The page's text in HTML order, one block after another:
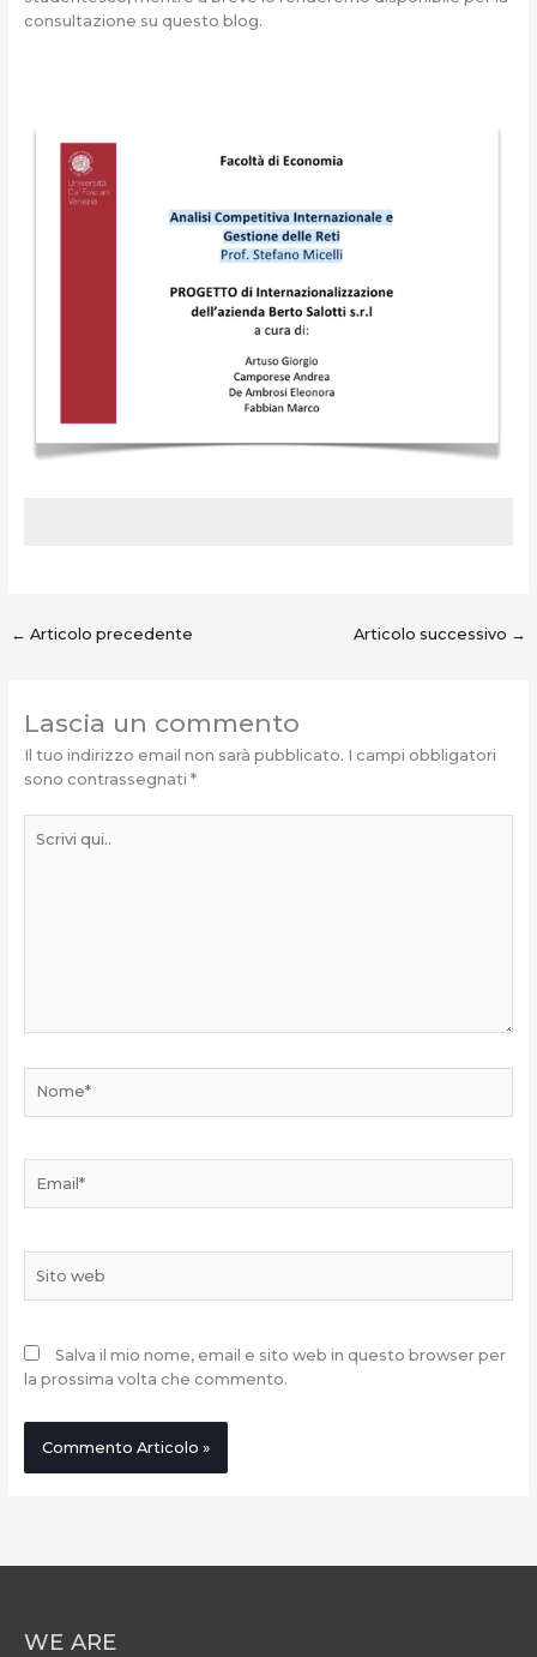
consultazione su questo blog.
← Articolo precedente Articolo successivo →
Lascia un commento
Il tuo indirizzo email non sarà pubblicato. I campi obbligatori
sono contrassegnati *
qui..
web
Salva il mio nome, email e sito web in questo browser per
la prossima volta che commento.
WE ARE